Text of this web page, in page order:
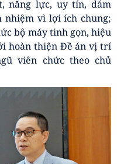
năng lực, uy tín, dám
nhiệm vì lợi ích chung;
bộ máy tinh gọn, hiệu
hoàn thiện Đề án vị trí
viên chức theo chủ